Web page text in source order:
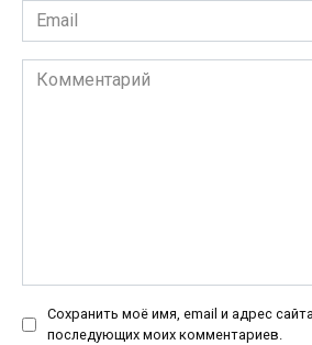
Email
*
Комментарий
Сохранить моё имя, email и адрес
последующих моих комментариев.